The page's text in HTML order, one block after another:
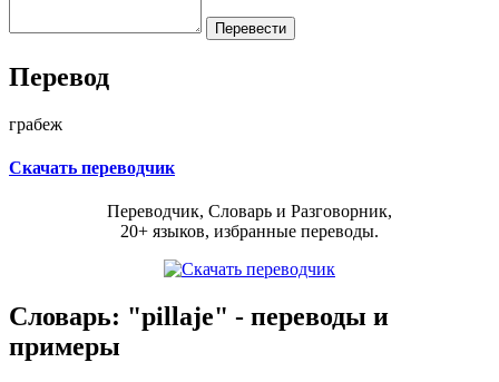
Перевод
грабеж
Скачать переводчик
Переводчик, Словарь и Разговорник,
20+ языков, избранные переводы.
Словарь: "pillaje" - переводы и
примеры